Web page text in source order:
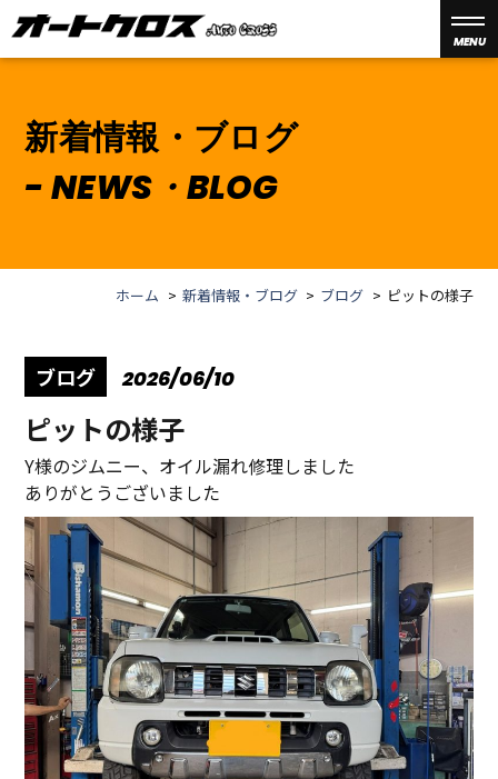
MENU
新着情報・ブログ
NEWS・BLOG
ホーム 新着情報・ブログ ブログ ピットの様子
ブログ 2026/06/10
ピットの様子
Y様のジムニー、オイル漏れ修理しました
ありがとうございました